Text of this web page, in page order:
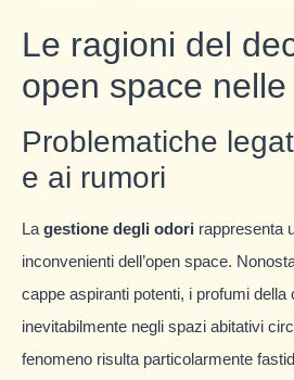
Le ragioni del
open space
Problematiche
e ai rumori
La gestione degli odori rappresenta
inconvenienti dell’open space.
cappe aspiranti potenti, i profumi della
inevitabilmente negli spazi abitativi
fenomeno risulta particolarmente